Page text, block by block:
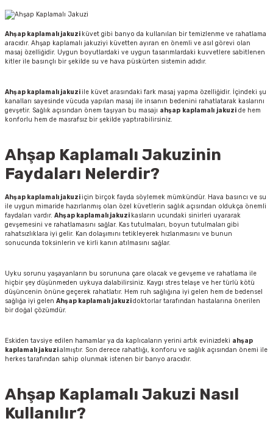
Ahşap kaplamalı jakuzi küvet gibi banyo da kullanılan bir temizlenme ve rahatlama
aracıdır. Ahşap kaplamalı jakuziyi küvetten ayıran en önemli ve asıl görevi olan
masaj özelliğidir. Uygun boyutlardaki ve uygun tasarımlardaki kuvvetlere sabitlenen
kitler ile basınçlı bir şekilde su ve hava püskürten sistemin adıdır.
Ahşap kaplamalı jakuziile küvet arasındaki fark masaj yapma özelliğidir. İçindeki şu
kanalları sayesinde vücuda yapılan masaj ile insanın bedenini rahatlatarak kaslarını
gevşetir. Sağlık açısından önem taşıyan bu masajı ahşap kaplamalı jakuzi de hem
konforlu hem de masrafsız bir şekilde yaptırabilirsiniz.
Ahşap Kaplamalı Jakuzinin
Faydaları Nelerdir?
Ahşap kaplamalı jakuziiçin birçok fayda söylemek mümkündür. Hava basıncı ve su
ile uygun mimaride hazırlanmış olan özel küvetlerin sağlık açısından oldukça önemli
faydaları vardır. Ahşap kaplamalı jakuzi kasların ucundaki sinirleri uyararak
gevşemesini ve rahatlamasını sağlar. Kas tutulmaları, boyun tutulmaları gibi
rahatsızlıklara iyi gelir. Kan dolaşımını tetikleyerek hızlanmasını ve bunun
sonucunda toksinlerin ve kirli kanın atılmasını sağlar.
Uyku sorunu yaşayanların bu sorununa çare olacak ve gevşeme ve rahatlama ile
hiçbir şey düşünmeden uykuya dalabilirsiniz. Kaygı stres telaşe ve her türlü kötü
düşüncenin önüne geçerek rahatlatır. Hem ruh sağlığına iyi gelen hem de bedensel
sağlığa iyi gelen Ahşap kaplamalı jakuzidoktorlar tarafından hastalarına önerilen
bir doğal çözümdür.
Eskiden tavsiye edilen hamamlar ya da kaplıcaların yerini artık evinizdeki ahşap
kaplamalı jakuzialmıştır. Son derece rahatlığı, konforu ve sağlık açısından önemi ile
herkes tarafından sahip olunmak istenen bir banyo aracıdır.
Ahşap Kaplamalı Jakuzi Nasıl
Kullanılır?